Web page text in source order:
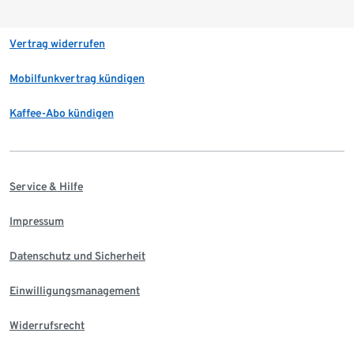
Vertrag widerrufen
Mobilfunkvertrag kündigen
Kaffee-Abo kündigen
Service & Hilfe
Impressum
Datenschutz und Sicherheit
Einwilligungsmanagement
Widerrufsrecht